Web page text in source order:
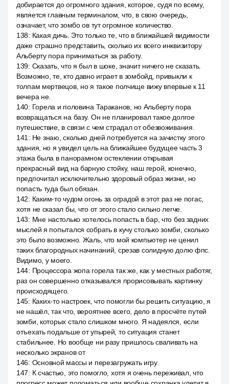
добирается до огромного здания, которое, судя по всему,
является главным терминалом, что, в свою очередь,
означает, что зомбо ов тут огромное количество.
138: Какая дичь. Это только те, что в ближайшей видимости
даже страшно представить, сколько их всего инквизитору
Альберту пора приниматься за работу.
139: Сказать, что я был в шоке, значит ничего не сказать.
Возможно, те, кто давно играет в зомбойд, привыкли к
толпам мертвецов, но я такое полчище вижу впервые к 11
вечера не.
140: Горела и половина Тараканов, но Альберту пора
возвращаться на базу. Он не планировал такое долгое
путешествие, в связи с чем страдал от обезвоживания.
141 : Не знаю, сколько дней потребуется на зачистку этого
здания, но я увидел цель на ближайшее будущее часть 3
этажа была в панорамном остеклении открывая
прекрасный вид на барную стойку, наш герой, конечно,
предпочитал исключительно здоровый образ жизни, но
попасть туда был обязан.
142: Каким-то чудом огонь за оградой в этот раз не погас,
хотя не сказал бы, что от этого стало сильно легче.
143: Мне настолько хотелось попасть в бар, что без задних
мыслей я попытался собрать в кучу столько зомби, сколько
это было возможно. Жаль, что мой компьютер не ценил
таких благородных начинаний, срезав солидную долю фпс.
Видимо, у моего.
144: Процессора жопа горела так же, как у местных работяг,
раз он совершенно отказывался прорисовывать картинку
происходящего.
145: Каких-то настроек, что помогли бы решить ситуацию, я
не нашёл, так что, вероятнее всего, дело в просчёте путей
зомби, которых стало слишком много. Я надеялся, если
отъехать подальше от упырей, то ситуация станет
стабильнее. Но вообще ни разу пришлось сваливать на
несколько экранов от
146: Основной массы и перезагружать игру.
147: К счастью, это помогло, хотя я очень переживал, что